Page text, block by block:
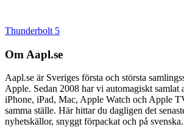
Thunderbolt 5
Om Aapl.se
Aapl.se är Sveriges första och största
Apple. Sedan 2008 har vi automagiskt
iPhone, iPad, Mac, Apple Watch och Apple
samma ställe. Här hittar du dagligen det
nyhetskällor, snyggt förpackat och på svenska.